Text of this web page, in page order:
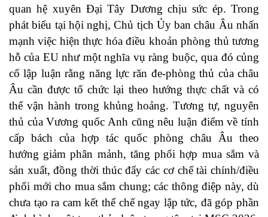
quan hệ xuyên Đại Tây Dương chịu sức ép. Trong
phát biểu tại hội nghị, Chủ tịch Ủy ban châu Âu nhấn
mạnh việc hiện thực hóa điều khoản phòng thủ tương
hỗ của EU như một nghĩa vụ ràng buộc, qua đó củng
cố lập luận rằng năng lực răn đe-phòng thủ của châu
Âu cần được tổ chức lại theo hướng thực chất và có
thể vận hành trong khủng hoảng. Tương tự, nguyên
thủ của Vương quốc Anh cũng nêu luận điểm về tính
cấp bách của hợp tác quốc phòng châu Âu theo
hướng giảm phân mảnh, tăng phối hợp mua sắm và
sản xuất, đồng thời thúc đẩy các cơ chế tài chính/điều
phối mới cho mua sắm chung; các thông điệp này, dù
chưa tạo ra cam kết thể chế ngay lập tức, đã góp phần